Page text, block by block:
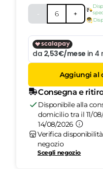
6 +
Aggiungi al
Consegna e
Disponibile alla
domicilio tra il 11/
14/08/2026
Verifica
negozio
Scegli negozio